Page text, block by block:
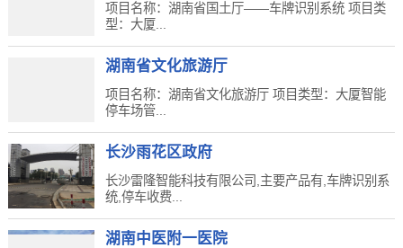
项目名称：湖南省国土厅——车牌识别系统 项目类
型：大厦...
湖南省文化旅游厅
项目名称：湖南省文化旅游厅 项目类型：大厦智能
停车场管...
长沙雨花区政府
长沙雷隆智能科技有限公司,主要产品有,车牌识别系
统,停车收费...
湖南中医附一医院